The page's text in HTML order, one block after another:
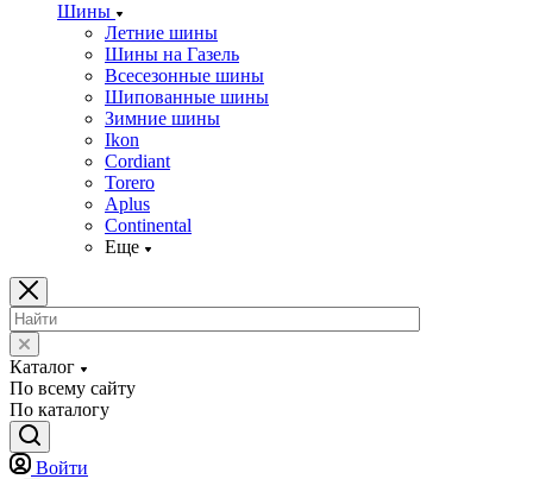
Шины
Летние шины
Шины на Газель
Всесезонные шины
Шипованные шины
Зимние шины
Ikon
Cordiant
Torero
Aplus
Continental
Еще
Каталог
По всему сайту
По каталогу
Войти